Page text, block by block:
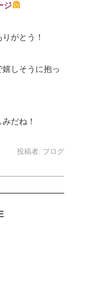
ジ
がとう！
しそうに抱っ
だね！
投稿者: ブログ